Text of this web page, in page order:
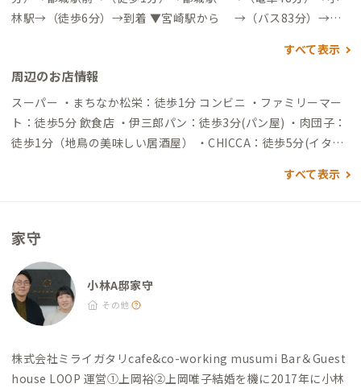
林駅→（徒歩6分）→到着 ▼宮崎駅から →（バス83分）→小
鹿児島空港から →（一般道6分）→九州自動車道→（高速道路
35分）→小林IC →（一般道10分）→到着 ▼宮崎空港から
→（一般道6分）→宮崎IC→（高速道路46分）→小林IC →（一
般道10分）→到着 ▼宮崎駅から →（一般道8分）→ひむか神
話街道→（高速道路51分）→小林IC →（一般道10分）→到着
すべて表示
周辺のお店情報
スーパー ・まちなか松栄：徒歩1分 コンビニ ・ファミリーマー
ト：徒歩5分 飲食店 ・伊三郎パン：徒歩3分(パン屋) ・肉団子：
徒歩1分（地鳥の美味しい居酒屋） ・CHICCA：徒歩5分(イタリ
すべて表示
家守
小林A邸家守
その他
株式会社ミライガタリcafe&co-working musumi Bar＆Guest
house LOOP 運営①上岡裕②上岡唯子結婚を機に2017年に小林